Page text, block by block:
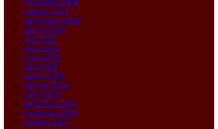
octubre 2024
septiembre 2024
agosto 2024
julio 2024
junio 2024
mayo 2024
abril 2024
marzo 2024
febrero 2024
enero 2024
diciembre 2023
noviembre 2023
octubre 2023